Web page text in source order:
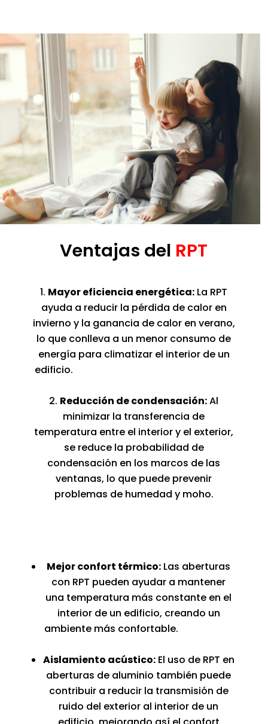
Ventajas del RPT
Mayor eficiencia energética: La RPT
ayuda a reducir la pérdida de calor en
invierno y la ganancia de calor en verano,
lo que conlleva a un menor consumo de
energía para climatizar el interior de un
edificio.
Reducción de condensación:Al
minimizar la transferencia de
temperatura entre el interior y el exterior,
se reduce la probabilidad de
condensación en los marcos de las
ventanas, lo que puede prevenir
problemas de humedad y moho.
Mejor confort térmico: Las aberturas
con RPT pueden ayudar a mantener
una temperatura más constante en el
interior de un edificio, creando un
ambiente más confortable.
Aislamiento acústico:El uso de RPT en
aberturas de aluminio también puede
contribuir a reducir la transmisión de
ruido del exterior al interior de un